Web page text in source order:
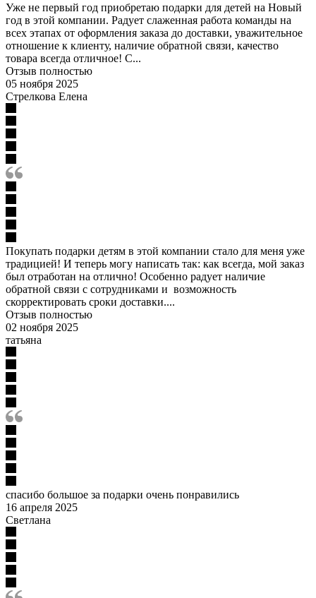
Уже не первый год приобретаю подарки для детей на Новый
год в этой компании. Радует слаженная работа команды на
всех этапах от оформления заказа до доставки, уважительное
отношение к клиенту, наличие обратной связи, качество
товара всегда отличное! С...
Отзыв полностью
05 ноября 2025
Стрелкова Елена
Покупать подарки детям в этой компании стало для меня уже
традицией! И теперь могу написать так: как всегда, мой заказ
был отработан на отлично! Особенно радует наличие
обратной связи с сотрудниками и возможность
скорректировать сроки доставки....
Отзыв полностью
02 ноября 2025
татьяна
спасибо большое за подарки очень понравились
16 апреля 2025
Светлана